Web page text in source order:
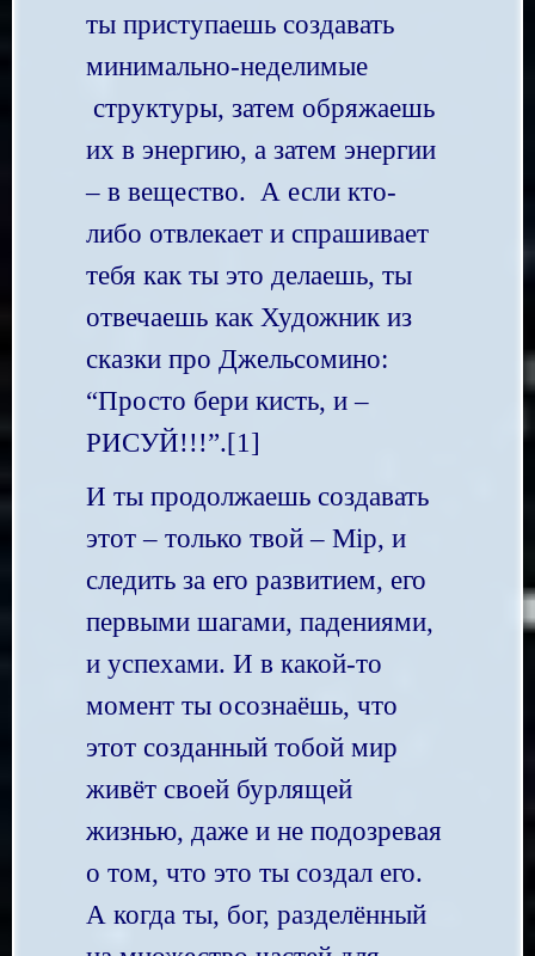
ты приступаешь создавать
минимально-неделимые
структуры, затем обряжаешь
их в энергию, а затем энергии
– в вещество. А если кто-
либо отвлекает и спрашивает
тебя как ты это делаешь, ты
отвечаешь как Художник из
сказки про Джельсомино:
“Просто бери кисть, и –
РИСУЙ!!!”.[1]
И ты продолжаешь создавать
этот – только твой – Мiр, и
следить за его развитием, его
первыми шагами, падениями,
и успехами. И в какой-то
момент ты осознаёшь, что
этот созданный тобой мир
живёт своей бурлящей
жизнью, даже и не подозревая
о том, что это ты создал его.
А когда ты, бог, разделённый